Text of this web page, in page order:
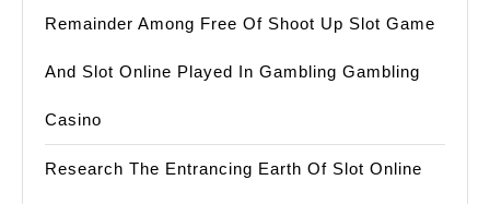
라
도
을
Remainder Among Free Of Shoot Up Slot Game
And Slot Online Played In Gambling Gambling
Casino
Research The Entrancing Earth Of Slot Online